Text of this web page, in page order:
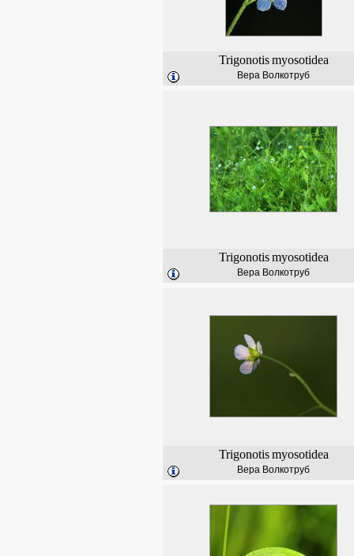
Trigonotis myosotidea
Вера Волкотруб
Trigonotis myosotidea
Вера Волкотруб
Trigonotis myosotidea
Вера Волкотруб